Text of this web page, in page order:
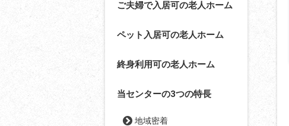
ご夫婦で入居可の老人ホーム
ペット入居可の老人ホーム
終身利用可の老人ホーム
当センターの3つの特長
地域密着